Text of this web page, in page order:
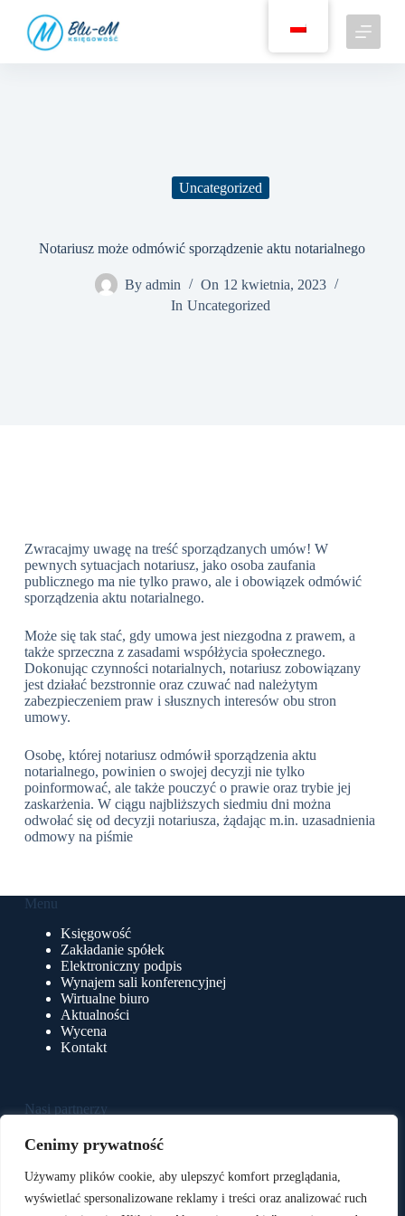
Cenimy prywatność
Używamy plików cookie, aby ulepszyć komfort przeglądania,
wyświetlać spersonalizowane reklamy i treści oraz analizować ruch
Uncategorized
Notariusz może odmówić sporządzenie aktu notarialnego
By admin On 12 kwietnia, 2023
In Uncategorized
Zwracajmy uwagę na treść sporządzanych umów! W
pewnych sytuacjach notariusz, jako osoba zaufania
publicznego ma nie tylko prawo, ale i obowiązek odmówić
sporządzenia aktu notarialnego.
Może się tak stać, gdy umowa jest niezgodna z prawem, a
także sprzeczna z zasadami współżycia społecznego.
Dokonując czynności notarialnych, notariusz zobowiązany
jest działać bezstronnie oraz czuwać nad należytym
zabezpieczeniem praw i słusznych interesów obu stron
umowy.
Osobę, której notariusz odmówił sporządzenia aktu
notarialnego, powinien o swojej decyzji nie tylko
poinformować, ale także pouczyć o prawie oraz trybie jej
zaskarżenia. W ciągu najbliższych siedmiu dni można
odwołać się od decyzji notariusza, żądając m.in. uzasadnienia
odmowy na piśmie
Menu
Księgowość
Zakładanie spółek
Elektroniczny podpis
Wynajem sali konferencyjnej
Wirtualne biuro
Aktualności
Wycena
Kontakt
Nasi partnerzy
BluSoft
BluSerwer
BluStreamTV
Adshoot